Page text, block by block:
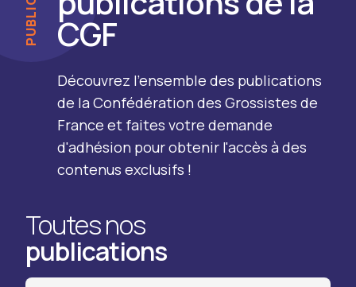
CGF
Découvrez l'ensemble des publications
de la Confédération des Grossistes de
France et faites votre demande
d'adhésion pour obtenir l'accès à des
contenus exclusifs !
Toutes nos
publications